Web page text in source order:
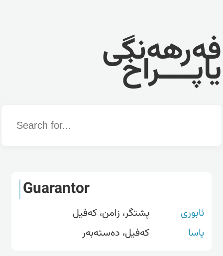
فەرهەنگی
یاپــــراخ
Word
Guarantor
ئابوری
پشتگر، زامن، کەفیل
یاسا
کەفیل، دەستەبەر